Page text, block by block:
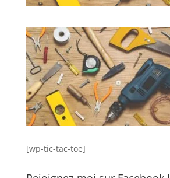
[wp-tic-tac-toe]